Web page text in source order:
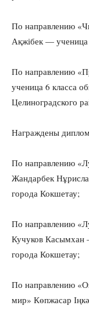
По направлению
Ақжібек —
По направлению
ученица 6 класса
Целиноградского
Награждены
По направлению
Жандарбек
города Кокшетау;
По направлению
Кучуков
города Кокшетау;
По направлению
мир» Көпжасар